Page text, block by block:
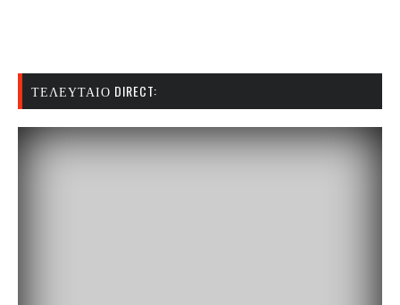
ΤΕΛΕΥΤΑΊΟ DIRECT: